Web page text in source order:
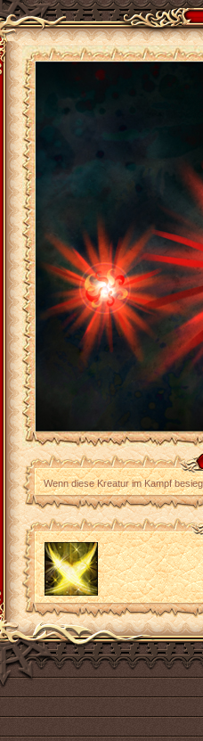
Wenn diese Kreatur im Kampf